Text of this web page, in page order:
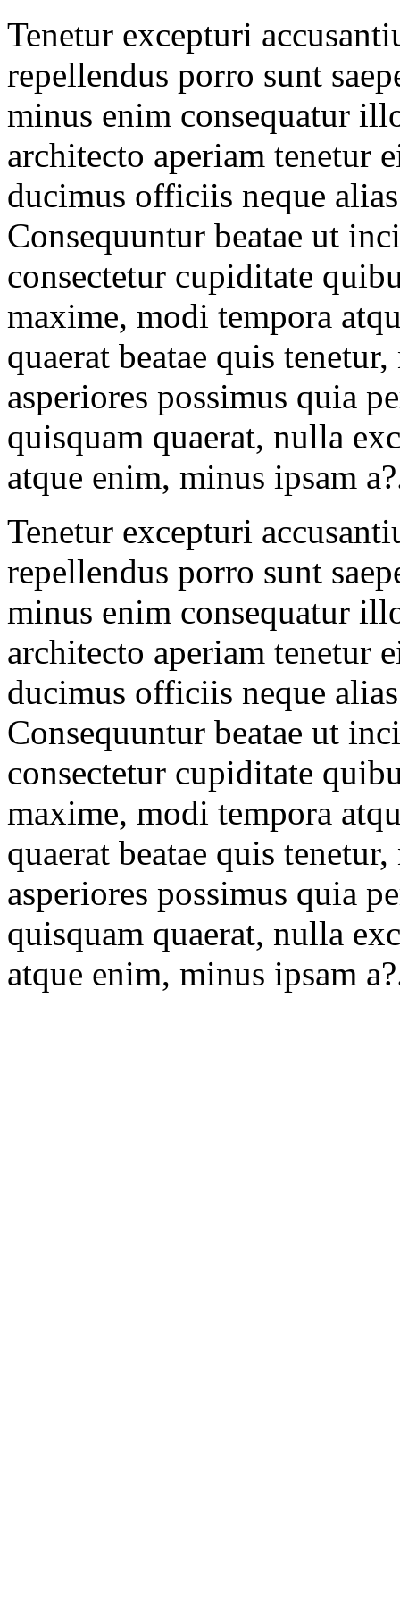
Tenetur excepturi
repellendus porro sunt
minus enim consequatur
architecto aperiam tenetur
ducimus officiis neque
Consequuntur beatae ut
consectetur cupiditate
maxime, modi tempora
quaerat beatae quis
asperiores possimus quia
quisquam quaerat, nulla
atque enim, minus ipsam
Tenetur excepturi
repellendus porro sunt
minus enim consequatur
architecto aperiam tenetur
ducimus officiis neque
Consequuntur beatae ut
consectetur cupiditate
maxime, modi tempora
quaerat beatae quis
asperiores possimus quia
quisquam quaerat, nulla
atque enim, minus ipsam